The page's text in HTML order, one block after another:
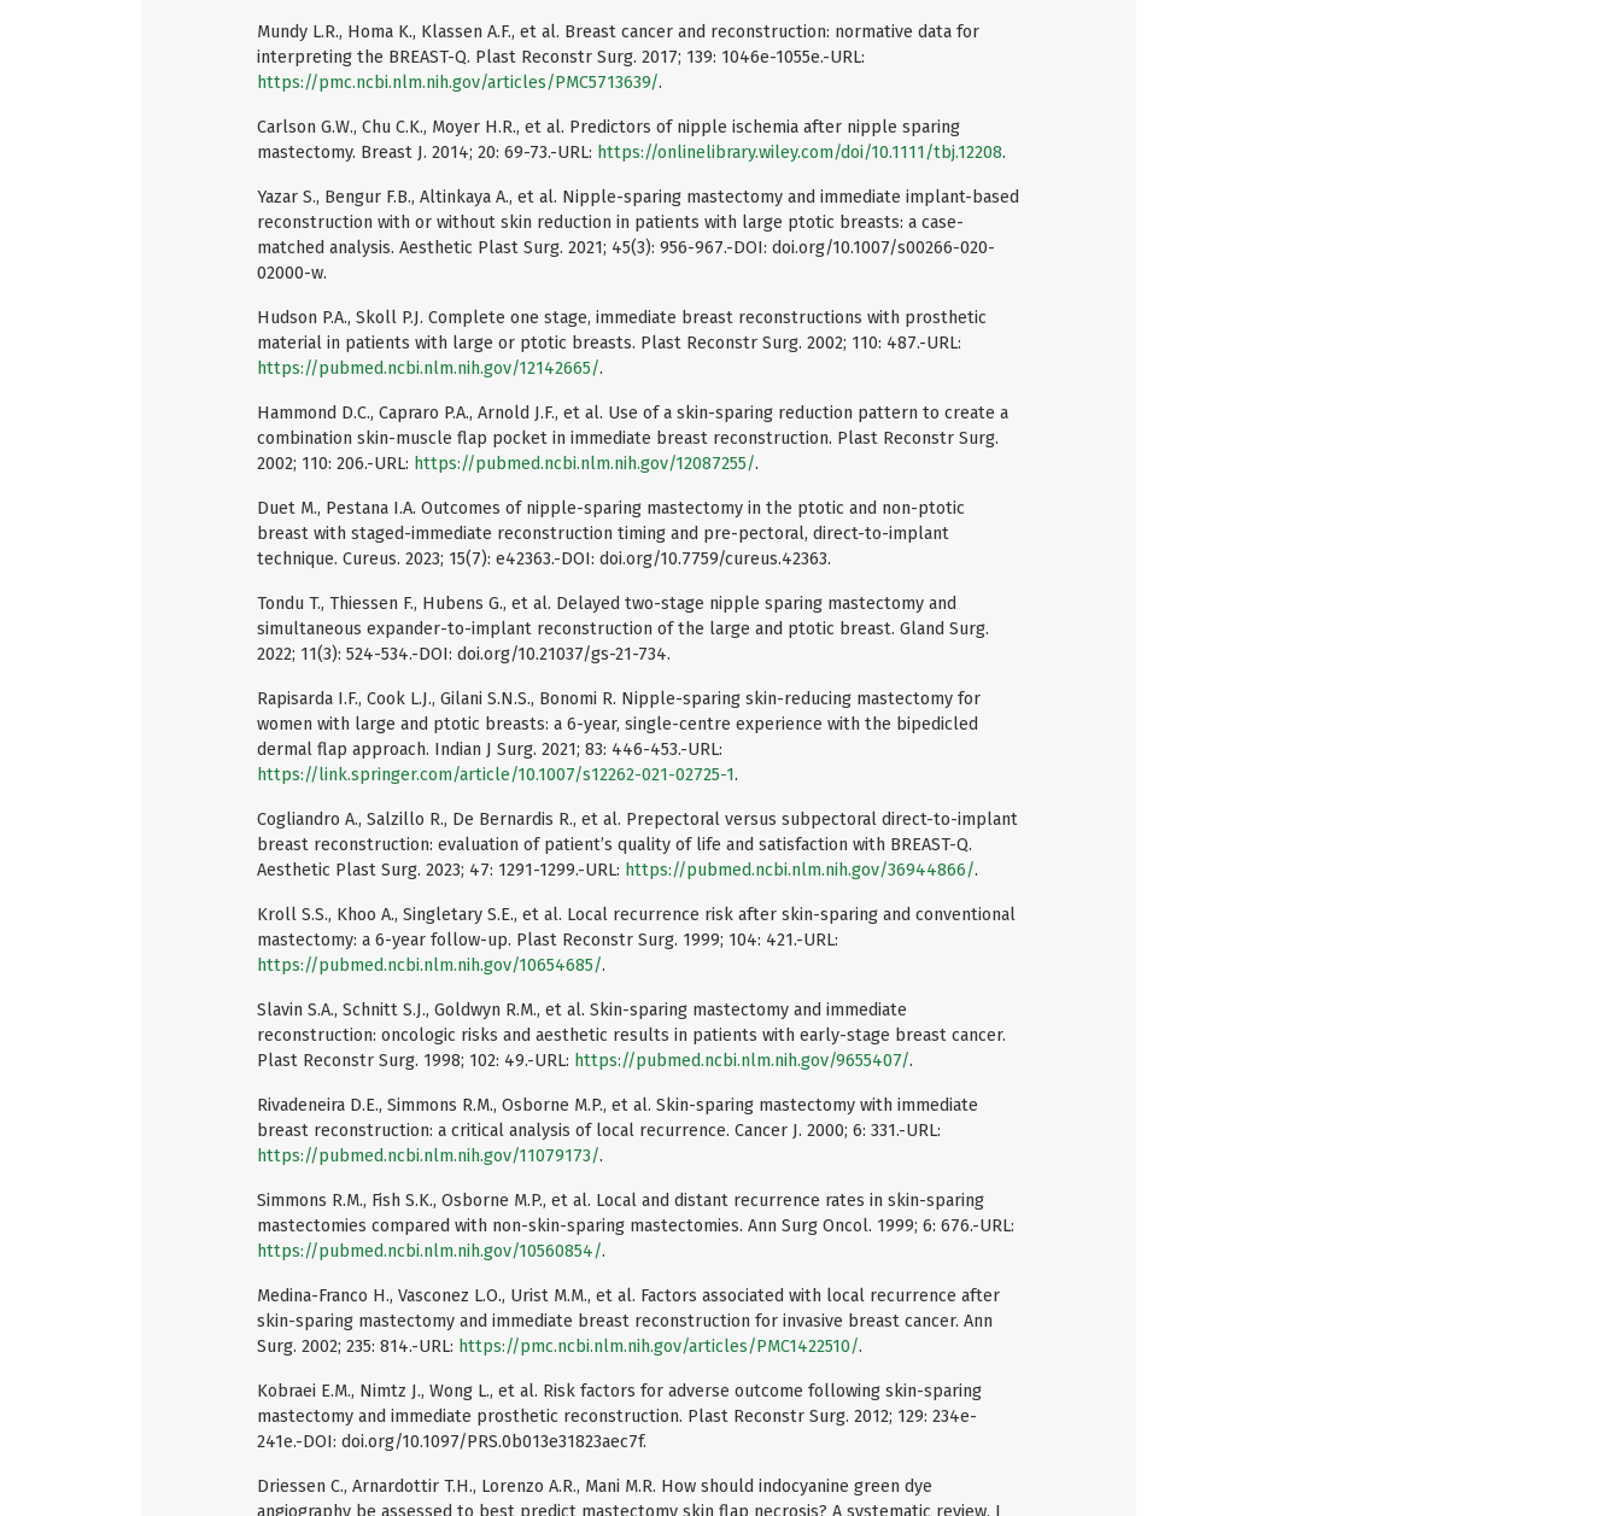
Mundy L.R., Homa K., Klassen A.F., et al. Breast cancer and reconstruction: normative data for
interpreting the BREAST-Q. Plast Reconstr Surg. 2017; 139: 1046e-1055e.-URL:
https://pmc.ncbi.nlm.nih.gov/articles/PMC5713639/.
Carlson G.W., Chu C.K., Moyer H.R., et al. Predictors of nipple ischemia after nipple sparing
mastectomy. Breast J. 2014; 20: 69-73.-URL: https://onlinelibrary.wiley.com/doi/10.1111/tbj.12208.
Yazar S., Bengur F.B., Altinkaya A., et al. Nipple-sparing mastectomy and immediate implant-based
reconstruction with or without skin reduction in patients with large ptotic breasts: a case-
matched analysis. Aesthetic Plast Surg. 2021; 45(3): 956-967.-DOI: doi.org/10.1007/s00266-020-
02000-w.
Hudson P.A., Skoll P.J. Complete one stage, immediate breast reconstructions with prosthetic
material in patients with large or ptotic breasts. Plast Reconstr Surg. 2002; 110: 487.-URL:
https://pubmed.ncbi.nlm.nih.gov/12142665/.
Hammond D.C., Capraro P.A., Arnold J.F., et al. Use of a skin-sparing reduction pattern to create a
combination skin-muscle flap pocket in immediate breast reconstruction. Plast Reconstr Surg.
2002; 110: 206.-URL: https://pubmed.ncbi.nlm.nih.gov/12087255/.
Duet M., Pestana I.A. Outcomes of nipple-sparing mastectomy in the ptotic and non-ptotic
breast with staged-immediate reconstruction timing and pre-pectoral, direct-to-implant
technique. Cureus. 2023; 15(7): e42363.-DOI: doi.org/10.7759/cureus.42363.
Tondu T., Thiessen F., Hubens G., et al. Delayed two-stage nipple sparing mastectomy and
simultaneous expander-to-implant reconstruction of the large and ptotic breast. Gland Surg.
2022; 11(3): 524-534.-DOI: doi.org/10.21037/gs-21-734.
Rapisarda I.F., Cook L.J., Gilani S.N.S., Bonomi R. Nipple-sparing skin-reducing mastectomy for
women with large and ptotic breasts: a 6-year, single-centre experience with the bipedicled
dermal flap approach. Indian J Surg. 2021; 83: 446-453.-URL:
https://link.springer.com/article/10.1007/s12262-021-02725-1.
Cogliandro A., Salzillo R., De Bernardis R., et al. Prepectoral versus subpectoral direct-to-implant
breast reconstruction: evaluation of patient’s quality of life and satisfaction with BREAST-Q.
Aesthetic Plast Surg. 2023; 47: 1291-1299.-URL: https://pubmed.ncbi.nlm.nih.gov/36944866/.
Kroll S.S., Khoo A., Singletary S.E., et al. Local recurrence risk after skin-sparing and conventional
mastectomy: a 6-year follow-up. Plast Reconstr Surg. 1999; 104: 421.-URL:
https://pubmed.ncbi.nlm.nih.gov/10654685/.
Slavin S.A., Schnitt S.J., Goldwyn R.M., et al. Skin-sparing mastectomy and immediate
reconstruction: oncologic risks and aesthetic results in patients with early-stage breast cancer.
Plast Reconstr Surg. 1998; 102: 49.-URL: https://pubmed.ncbi.nlm.nih.gov/9655407/.
Rivadeneira D.E., Simmons R.M., Osborne M.P., et al. Skin-sparing mastectomy with immediate
breast reconstruction: a critical analysis of local recurrence. Cancer J. 2000; 6: 331.-URL:
https://pubmed.ncbi.nlm.nih.gov/11079173/.
Simmons R.M., Fish S.K., Osborne M.P., et al. Local and distant recurrence rates in skin-sparing
mastectomies compared with non-skin-sparing mastectomies. Ann Surg Oncol. 1999; 6: 676.-URL:
https://pubmed.ncbi.nlm.nih.gov/10560854/.
Medina-Franco H., Vasconez L.O., Urist M.M., et al. Factors associated with local recurrence after
skin-sparing mastectomy and immediate breast reconstruction for invasive breast cancer. Ann
Surg. 2002; 235: 814.-URL: https://pmc.ncbi.nlm.nih.gov/articles/PMC1422510/.
Kobraei E.M., Nimtz J., Wong L., et al. Risk factors for adverse outcome following skin-sparing
mastectomy and immediate prosthetic reconstruction. Plast Reconstr Surg. 2012; 129: 234e-
241e.-DOI: doi.org/10.1097/PRS.0b013e31823aec7f.
Driessen C., Arnardottir T.H., Lorenzo A.R., Mani M.R. How should indocyanine green dye